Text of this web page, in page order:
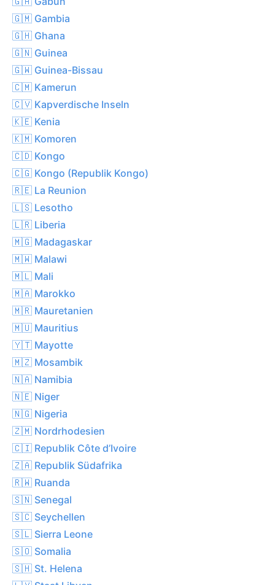
🇬🇲 Gambia
🇬🇭 Ghana
🇬🇳 Guinea
🇬🇼 Guinea-Bissau
🇨🇲 Kamerun
🇨🇻 Kapverdische Inseln
🇰🇪 Kenia
🇰🇲 Komoren
🇨🇩 Kongo
🇨🇬 Kongo (Republik Kongo)
🇷🇪 La Reunion
🇱🇸 Lesotho
🇱🇷 Liberia
🇲🇬 Madagaskar
🇲🇼 Malawi
🇲🇱 Mali
🇲🇦 Marokko
🇲🇷 Mauretanien
🇲🇺 Mauritius
🇾🇹 Mayotte
🇲🇿 Mosambik
🇳🇦 Namibia
🇳🇪 Niger
🇳🇬 Nigeria
🇿🇲 Nordrhodesien
🇨🇮 Republik Côte d’Ivoire
🇿🇦 Republik Südafrika
🇷🇼 Ruanda
🇸🇳 Senegal
🇸🇨 Seychellen
🇸🇱 Sierra Leone
🇸🇴 Somalia
🇸🇭 St. Helena